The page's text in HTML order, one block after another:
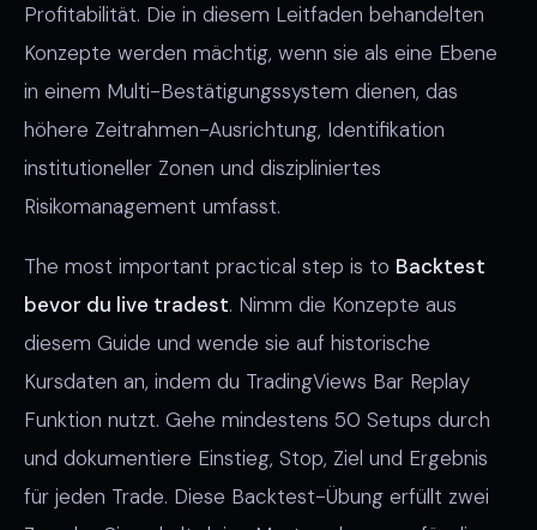
Profitabilität. Die in diesem Leitfaden behandelten
Konzepte werden mächtig, wenn sie als eine Ebene
in einem Multi-Bestätigungssystem dienen, das
höhere Zeitrahmen-Ausrichtung, Identifikation
institutioneller Zonen und diszipliniertes
Risikomanagement umfasst.
The most important practical step is to Backtest
bevor du live tradest. Nimm die Konzepte aus
diesem Guide und wende sie auf historische
Kursdaten an, indem du TradingViews Bar Replay
Funktion nutzt. Gehe mindestens 50 Setups durch
und dokumentiere Einstieg, Stop, Ziel und Ergebnis
für jeden Trade. Diese Backtest-Übung erfüllt zwei